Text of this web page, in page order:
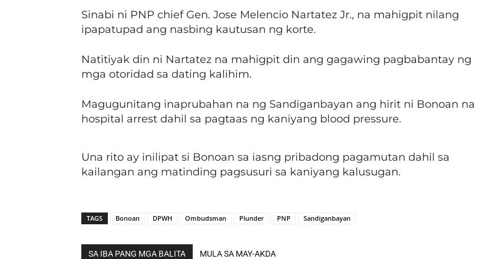
Sinabi ni PNP chief Gen. Jose Melencio Nartatez Jr., na mahigpit nilang
ipapatupad ang nasbing kautusan ng korte.
Natitiyak din ni Nartatez na mahigpit din ang gagawing pagbabantay ng
mga otoridad sa dating kalihim.
Magugunitang inaprubahan na ng Sandiganbayan ang hirit ni Bonoan na
hospital arrest dahil sa pagtaas ng kaniyang blood pressure.
Una rito ay inilipat si Bonoan sa iasng pribadong pagamutan dahil sa
kailangan ang matinding pagsusuri sa kaniyang kalusugan.
TAGS Bonoan DPWH Ombudsman Plunder PNP Sandiganbayan
SA IBA PANG MGA BALITA MULA SA MAY-AKDA